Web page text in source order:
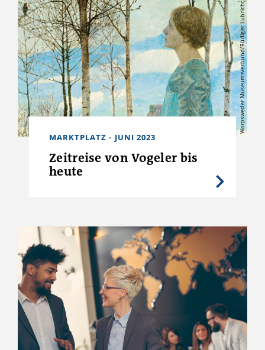
Worpsweder Museumsverbund/Rüdiger Lubricht
MARKTPLATZ - JUNI 2023
Zeitreise von Vogeler bis
heute